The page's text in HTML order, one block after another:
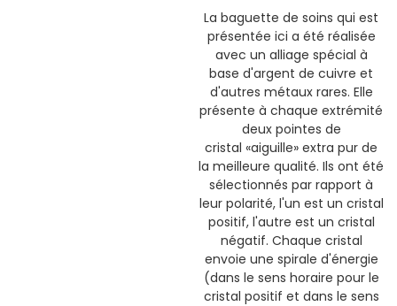
La baguette de soins qui est
présentée ici a été réalisée
avec un alliage spécial à
base d'argent de cuivre et
d'autres métaux rares. Elle
présente à chaque extrémité
deux pointes de
cristal «aiguille» extra pur de
la meilleure qualité. Ils ont été
sélectionnés par rapport à
leur polarité, l'un est un cristal
positif, l'autre est un cristal
négatif. Chaque cristal
envoie une spirale d'énergie
(dans le sens horaire pour le
cristal positif et dans le sens